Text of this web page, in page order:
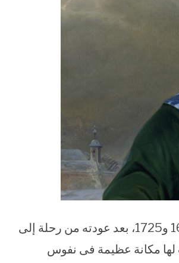
قام بطرس الأكبر الذي حكم الإمبراطورية الروسية ما بين سنة 1682 و1725، بعد عودته من رحلة إلى
كانت لها مكانة عظيمة فى نفوس